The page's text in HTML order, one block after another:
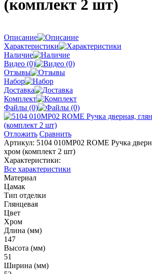
(комплект 2 шт)
Описание
Характеристики
Наличие
Видео (0)
Отзывы
Набор
Доставка
Комплект
Файлы (0)
Отложить Сравнить
Артикул: 5104 010MP02 ROME Ручка
хром (комплект 2 шт)
Характеристики:
Все характеристики
Материал
Цамак
Тип отделки
Глянцевая
Цвет
Хром
Длина (мм)
147
Высота (мм)
51
Ширина (мм)